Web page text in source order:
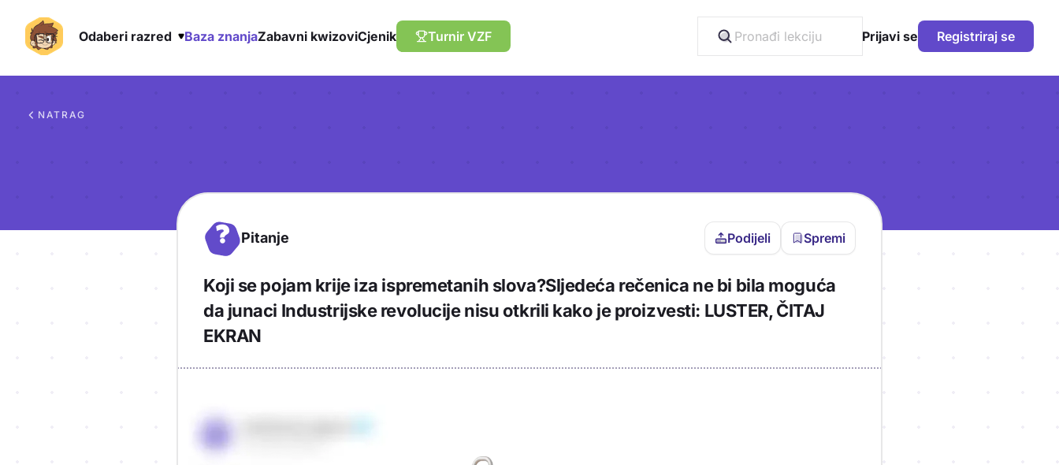
Odaberi razred Baza znanjaZabavni kwizoviCjenik Turnir VZF Prijavi se Registriraj se
NATRAG
? Pitanje Podijeli Spremi
Trebaš biti prijavljen da bi pohranio
sadržaj u bilježnicu!
Koji se pojam krije iza ispremetanih slova?Sljedeća rečenica ne bi bila moguća
da junaci Industrijske revolucije nisu otkrili kako je proizvesti: LUSTER, ČITAJ
EKRAN